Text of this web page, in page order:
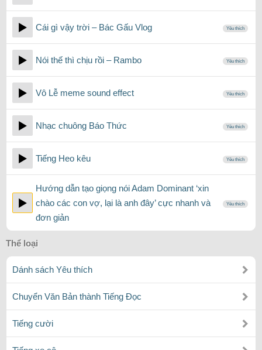
Cái gì vậy trời – Bác Gấu Vlog Yêu thích
Nói thế thì chịu rồi – Rambo Yêu thích
Vô Lễ meme sound effect Yêu thích
Nhạc chuông Báo Thức Yêu thích
Tiếng Heo kêu Yêu thích
Hướng dẫn tạo giọng nói Adam Dominant ‘xin
chào các con vợ, lại là anh đây’ cực nhanh và
đơn giản
Yêu thích
Thể loại
Dánh sách Yêu thích
Chuyển Văn Bản thành Tiếng Đọc
Tiếng cười